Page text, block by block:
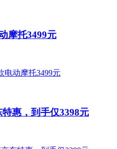
摩托3499元
惠，到手仅3398元